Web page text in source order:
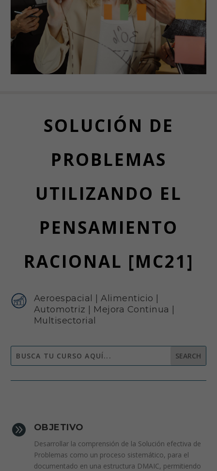
SOLUCIÓN DE
PROBLEMAS
UTILIZANDO EL
PENSAMIENTO
RACIONAL [MC21]
Aeroespacial Alimenticio
Automotriz
Mejora Continua
Multisectorial
 OBJETIVO
Desarrollar la comprensión de la Solución efectiva de
Problemas como un proceso sistemático, para el
documentado en una estructura DMAIC, permitiendo